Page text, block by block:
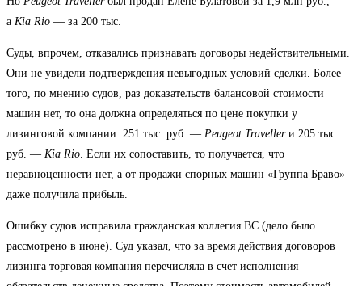
а Kia Rio — за 200 тыс.
Суды, впрочем, отказались признавать договоры недействительными.
Они не увидели подтверждения невыгодных условий сделки. Более
того, по мнению судов, раз доказательств балансовой стоимости
машин нет, то она должна определяться по цене покупки у
лизинговой компании: 251 тыс. руб. — Peugeot Traveller и 205 тыс.
руб. — Kia Rio . Если их сопоставить, то получается, что
неравноценности нет, а от продажи спорных машин «Группа Браво»
даже получила прибыль.
Ошибку судов исправила гражданская коллегия ВС (дело было
рассмотрено в июне). Суд указал, что за время действия договоров
лизинга торговая компания перечисляла в счет исполнения